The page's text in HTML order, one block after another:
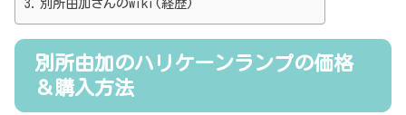
別所由加さんのwiki(経歴)
別所由加のハリケーンランプの価格
＆購入方法